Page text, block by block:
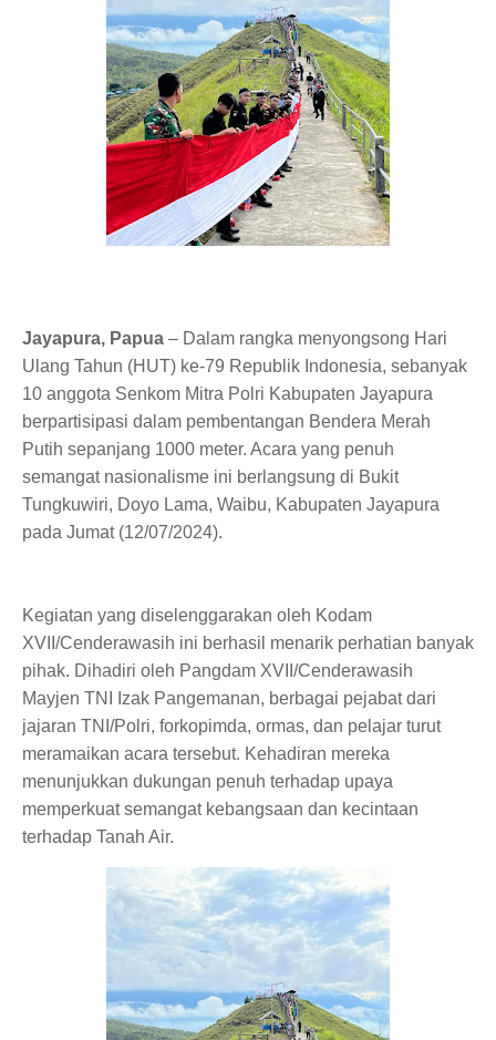
Jayapura, Papua – Dalam rangka menyongsong Hari
Ulang Tahun (HUT) ke-79 Republik Indonesia, sebanyak
10 anggota Senkom Mitra Polri Kabupaten Jayapura
berpartisipasi dalam pembentangan Bendera Merah
Putih sepanjang 1000 meter. Acara yang penuh
semangat nasionalisme ini berlangsung di Bukit
Tungkuwiri, Doyo Lama, Waibu, Kabupaten Jayapura
pada Jumat (12/07/2024).
Kegiatan yang diselenggarakan oleh Kodam
XVII/Cenderawasih ini berhasil menarik perhatian banyak
pihak. Dihadiri oleh Pangdam XVII/Cenderawasih
Mayjen TNI Izak Pangemanan, berbagai pejabat dari
jajaran TNI/Polri, forkopimda, ormas, dan pelajar turut
meramaikan acara tersebut. Kehadiran mereka
menunjukkan dukungan penuh terhadap upaya
memperkuat semangat kebangsaan dan kecintaan
terhadap Tanah Air.